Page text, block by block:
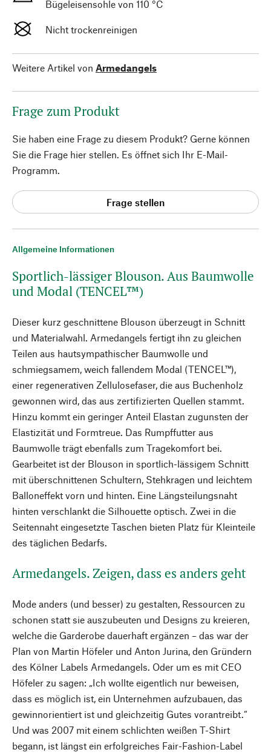
Allgemeine Informationen
Sportlich-lässiger Blouson. Aus Baumwolle
und Modal (TENCEL™)
Dieser kurz geschnittene Blouson überzeugt in Schnitt
und Materialwahl. Armedangels fertigt ihn zu gleichen
Teilen aus hautsympathischer Baumwolle und
schmiegsamem, weich fallendem Modal (TENCEL™),
einer regenerativen Zellulosefaser, die aus Buchenholz
gewonnen wird, das aus zertifizierten Quellen stammt.
Hinzu kommt ein geringer Anteil Elastan zugunsten der
Elastizität und Formtreue. Das Rumpffutter aus
Baumwolle trägt ebenfalls zum Tragekomfort bei.
Gearbeitet ist der Blouson in sportlich-lässigem Schnitt
mit überschnittenen Schultern, Stehkragen und leichtem
Balloneffekt vorn und hinten. Eine Längsteilungsnaht
hinten verschlankt die Silhouette optisch. Zwei in die
Seitennaht eingesetzte Taschen bieten Platz für Kleinteile
des täglichen Bedarfs.
Armedangels. Zeigen, dass es anders geht
Mode anders (und besser) zu gestalten, Ressourcen zu
schonen statt sie auszubeuten und Designs zu kreieren,
welche die Garderobe dauerhaft ergänzen – das war der
Plan von Martin Höfeler und Anton Jurina, den Gründern
des Kölner Labels Armedangels. Oder um es mit CEO
Höfeler zu sagen: „Ich wollte eigentlich nur beweisen,
dass es möglich ist, ein Unternehmen aufzubauen, das
gewinnorientiert ist und gleichzeitig Gutes vorantreibt.“
Und was 2007 mit einem schlichten weißen T-Shirt
begann, ist längst ein erfolgreiches Fair-Fashion-Label
Bügeleisensohle von 110 °C
Nicht trockenreinigen
Weitere Artikel von Armedangels
Frage zum Produkt
Sie haben eine Frage zu diesem Produkt? Gerne können
Sie die Frage hier stellen. Es öffnet sich Ihr E-Mail-
Programm.
Frage stellen